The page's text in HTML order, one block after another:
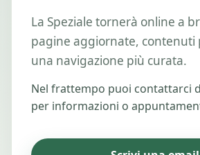
La Speziale tornerà online a
pagine aggiornate, contenuti
una navigazione più curata.
Nel frattempo puoi contattarci
per informazioni o